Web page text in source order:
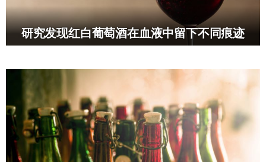
研究发现红白葡萄酒在血液中留下不同痕迹